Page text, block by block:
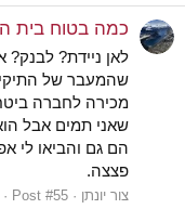
כמה בטוח בית
לאן ניידת? לבנק?
שהמעבר של
מכירה לחברה
שאני תמים אבל
הם גם והביאו לי
פצצה.
צור יונתן Post #55